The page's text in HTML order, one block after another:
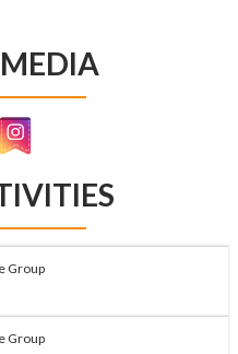
Group
Group